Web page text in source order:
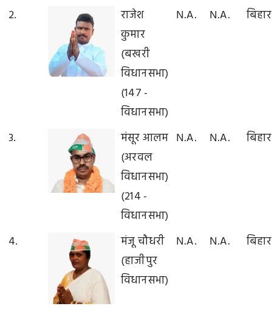
2.
राजेश
कुमार
(बखरी
विधानसभा)
(147 -
विधानसभा)
N.A. N.A. बिहार
3.
मंसूर आलम
(अरवल
विधानसभा)
(214 -
विधानसभा)
N.A. N.A. बिहार
4.
मंजू चौधरी
(हाजीपुर
विधानसभा)
N.A. N.A. बिहार